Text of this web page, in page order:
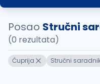
Posao Stručni
(0 rezultata)
Ćuprija Stručni